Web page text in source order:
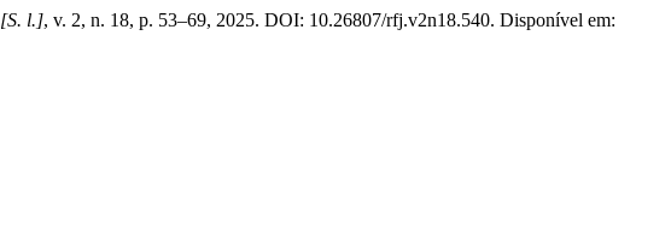
[S. l.], v. 2, n. 18, p. 53–69, 2025. DOI: 10.26807/rfj.v2n18.540. Disponível em: